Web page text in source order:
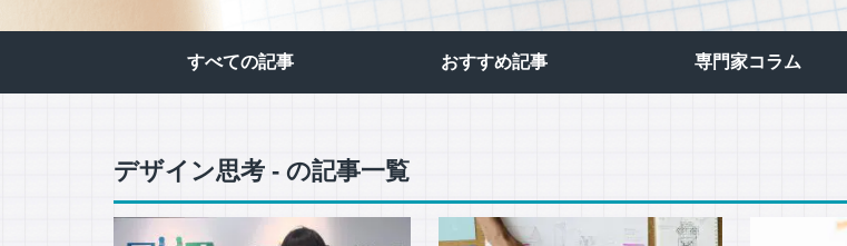
NPS導入支援サービス
WEB制作サービス
ビジュアルIVR
SMSコンタクトサービス
すべての記事​ おすすめ記事 専門家コラム
デザイン思考 - の記事一覧